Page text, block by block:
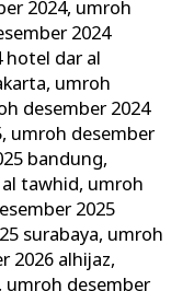
2024, umroh
2024
hotel dar al
, umroh
desember 2024
, umroh desember
bandung,
tawhid, umroh
2025
surabaya, umroh
2026 alhijaz,